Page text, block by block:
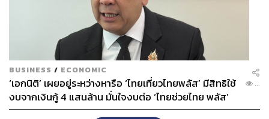
BUSINESS / ECONOMIC
‘เอกนิติ’ เผยอยู่ระหว่างหารือ ‘ไทยเที่ยวไทยพลัส’ มีสิทธิใช้
งบจากเงินกู้ 4 แสนล้าน มั่นใจงบต่อ ‘ไทยช่วยไทย พลัส’
เฟส 2 มีเพียงพอ
...